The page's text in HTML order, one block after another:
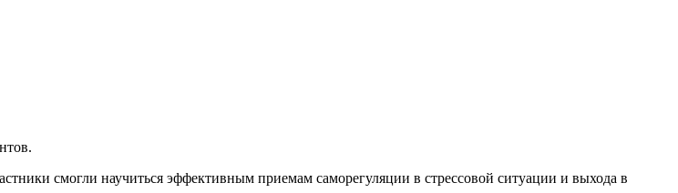
смогли научиться эффективным приемам саморегуляции в стрессовой ситуации и выхода в